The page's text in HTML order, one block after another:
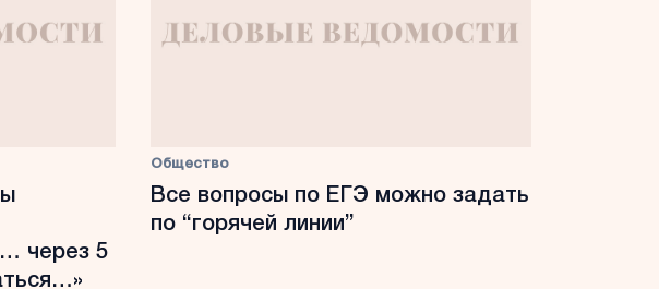
через 5
Общество
Все вопросы по ЕГЭ можно задать
по “горячей линии”